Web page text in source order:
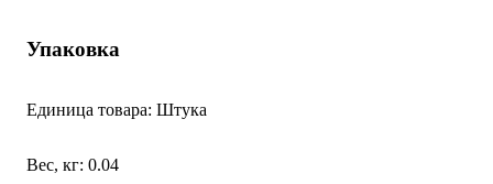
Упаковка
Единица товара: Штука
Вес, кг: 0.04